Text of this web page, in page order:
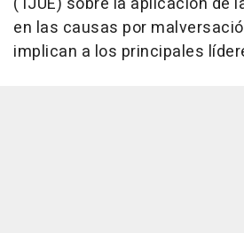
en las causas por
implican a los principales